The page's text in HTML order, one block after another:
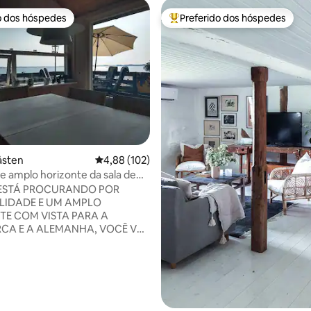
de 5, 108 avaliações
dos hóspedes
dos hóspedes
4,88 de uma avaliação média de 5, 102
4,88 (102)
amplo horizonte da sala de
terraçoPROCURANDO POR
E UM AMPLO
COM VISTA PARA A
E A ALEMANHA, VOCÊ VAI
Entre os melhores preferidos
Preferido dos hóspedes